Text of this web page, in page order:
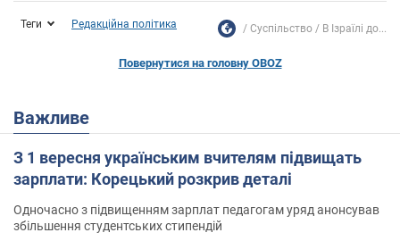
Теги Редакційна політика Суспільство В Ізраїлі до...
Повернутися на головну OBOZ
Важливе
З 1 вересня українським вчителям підвищать
зарплати: Корецький розкрив деталі
Одночасно з підвищенням зарплат педагогам уряд анонсував
збільшення студентських стипендій